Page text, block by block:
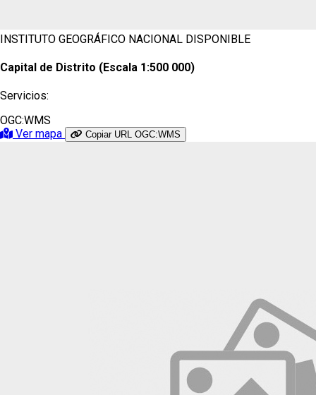
INSTITUTO GEOGRÁFICO NACIONAL DISPONIBLE
Capital de Distrito (Escala 1:500 000)
Servicios:
OGC:WMS
Ver mapa
Copiar URL OGC:WMS